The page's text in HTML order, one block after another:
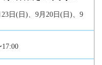
日(日)、9月20日(日)、9